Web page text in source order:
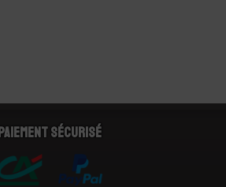
Paiement sécurisé